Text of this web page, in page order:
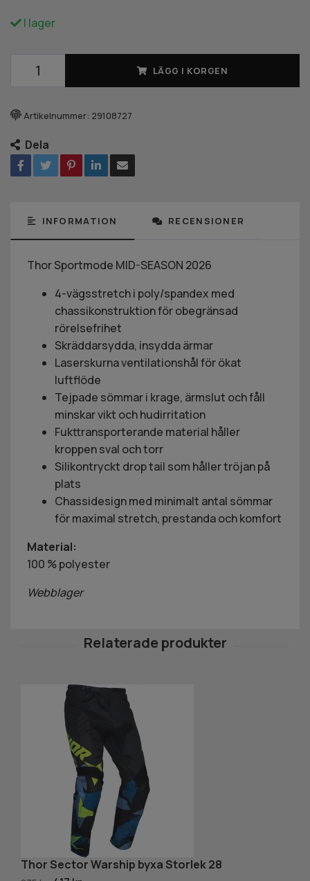
I lager
LÄGG I KORGEN
Artikelnummer: 29108727
Dela
INFORMATION RECENSIONER
Thor Sportmode MID-SEASON 2026
4-vägsstretch i poly/spandex med
chassikonstruktion för obegränsad
rörelsefrihet
Skräddarsydda, insydda ärmar
Laserskurna ventilationshål för ökat
luftflöde
Tejpade sömmar i krage, ärmslut och fåll
minskar vikt och hudirritation
Fukttransporterande material håller
kroppen sval och torr
Silikontryckt drop tail som håller tröjan på
plats
Chassidesign med minimalt antal sömmar
för maximal stretch, prestanda och komfort
Material:
100 % polyester
Webblager
Thor Sector Warship byxa Storlek 28